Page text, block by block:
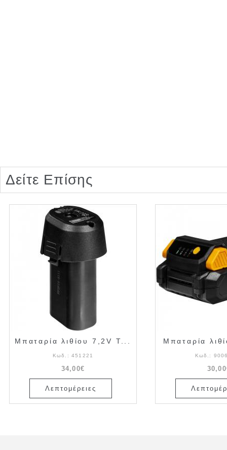
Δείτε Επίσης
Μπαταρία λιθίου 7,2V T...
Κωδ.: 451221
34,00€
Λεπτομέρειες
Μπαταρία
Κωδ.: